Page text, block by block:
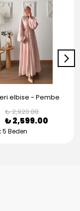
elbise - Pembe
₺ 2,920.88
₺ 2,599.00
5 Beden